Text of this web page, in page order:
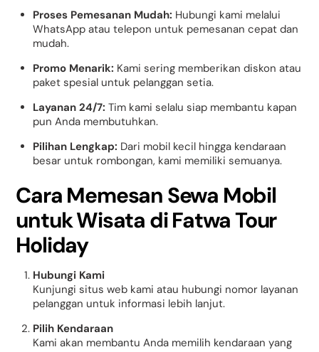
Proses Pemesanan Mudah: Hubungi kami melalui
WhatsApp atau telepon untuk pemesanan cepat dan
mudah.
Promo Menarik: Kami sering memberikan diskon atau
paket spesial untuk pelanggan setia.
Layanan 24/7: Tim kami selalu siap membantu kapan
pun Anda membutuhkan.
Pilihan Lengkap: Dari mobil kecil hingga kendaraan
besar untuk rombongan, kami memiliki semuanya.
Cara Memesan Sewa Mobil
untuk Wisata di Fatwa Tour
Holiday
Hubungi Kami
Kunjungi situs web kami atau hubungi nomor layanan
pelanggan untuk informasi lebih lanjut.
Pilih Kendaraan
Kami akan membantu Anda memilih kendaraan yang